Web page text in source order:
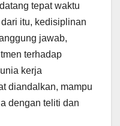
tepat waktu
itu, kedisiplinan
jawab,
terhadap
kerja
diandalkan, mampu
dengan teliti dan